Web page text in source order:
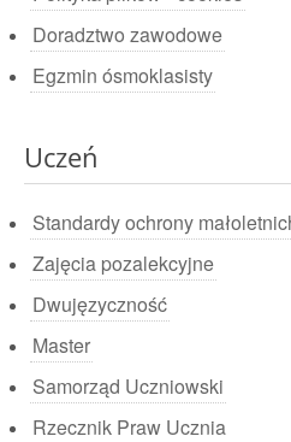
Doradztwo zawodowe
Egzmin ósmoklasisty
Uczeń
Standardy ochrony
Zajęcia pozalekcyjne
Dwujęzyczność
Master
Samorząd Uczniowski
Rzecznik Praw Ucznia